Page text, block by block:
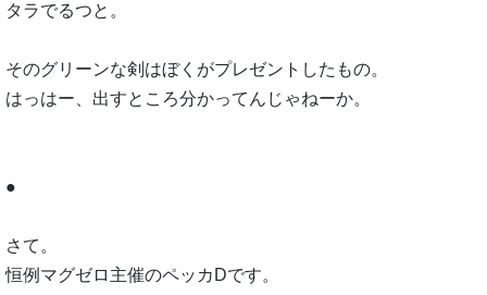
タラでるつと。
そのグリーンな剣はぼくがプレゼントしたもの。
はっはー、出すところ分かってんじゃねーか。
●
さて。
恒例マグゼロ主催のペッカDです。